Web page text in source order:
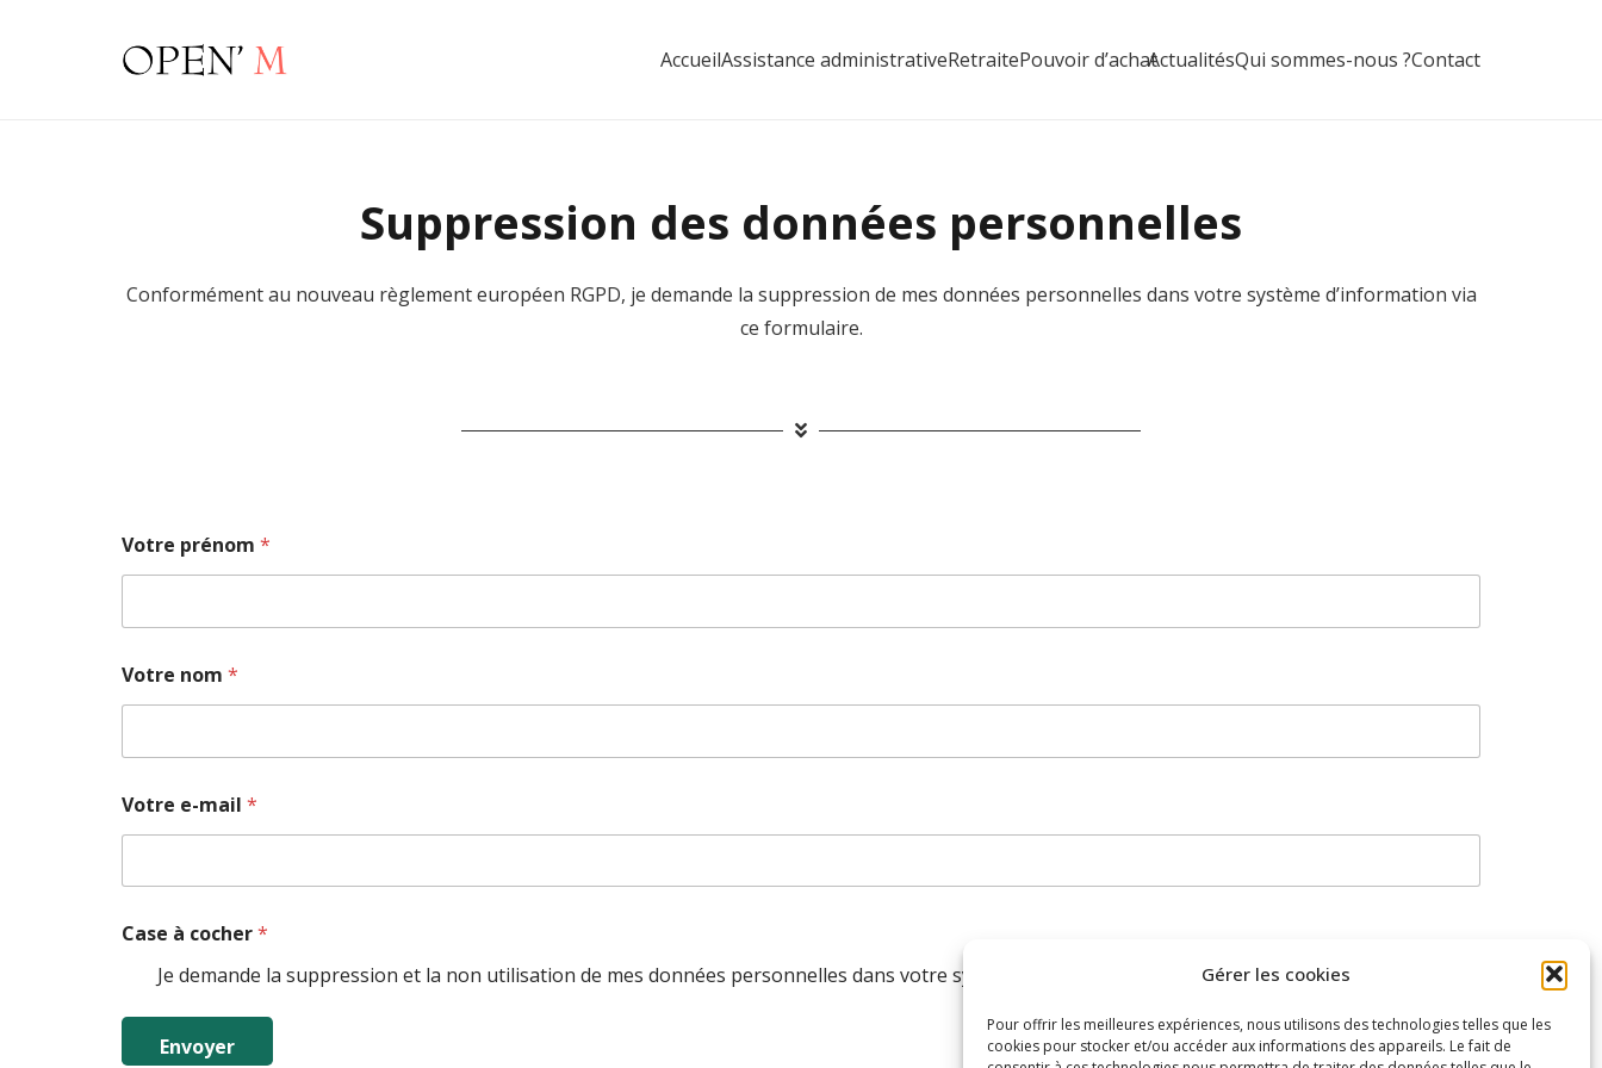
Gérer les cookies
Pour offrir les meilleures expériences, nous utilisons des technologies telles que les
cookies pour stocker et/ou accéder aux informations des appareils. Le fait de
AccueilAssistance administrativeRetraitePouvoir d’achatActualitésQui sommes-nous ?Contact
Suppression des données personnelles
Conformément au nouveau règlement européen RGPD, je demande la suppression de mes données personnelles dans votre système d’information via
ce formulaire.
Votre prénom *
Votre nom *
Votre e-mail *
Case à cocher*
Je demande la suppression et la non utilisation de mes données personnelles dans votre système d'information.
Envoyer